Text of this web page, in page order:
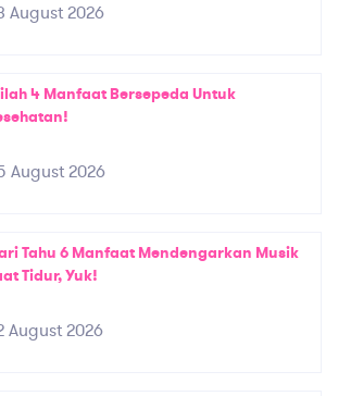
August 2026
4 Manfaat Bersepeda Untuk
August 2026
Tahu 6 Manfaat Mendengarkan Musik
Tidur, Yuk!
August 2026